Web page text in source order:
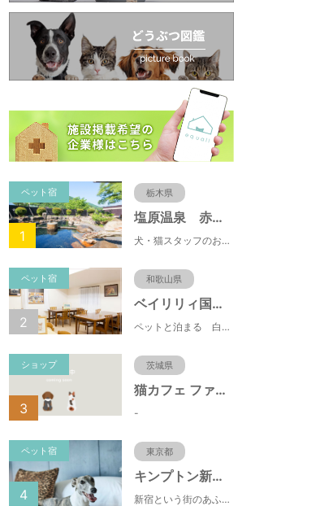
ペット宿 栃木県
塩原温泉 赤沢温泉旅館
犬・猫スタッフのおもてニャしが魅力のひとつ♪大自然に囲まれた隠れ家的宿で癒やしの休日を。
1
ペット宿 和歌山県
ベイリリィ国民宿舎しらゆり荘
ペットと泊まる 白浜温泉 ベイリリィ国民宿舎しらゆり荘
2
ショップ 茨城県
猫カフェ ファミリーズ
-
3
ペット宿 東京都
キンプトン新宿東京
新宿という街のあふれるエネルギーを映し出すようなライブ感のあるホテルなのに、中へと足を踏み入れれば、そこは別世界に
4